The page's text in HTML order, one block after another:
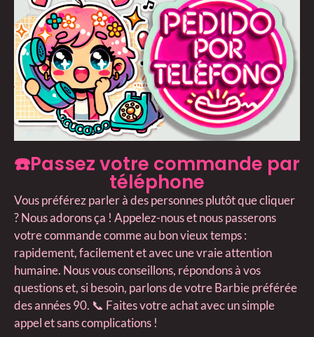
☎️Passez votre commande par
téléphone
Vous préférez parler à des personnes plutôt que cliquer
? Nous adorons ça ! Appelez-nous et nous passerons
votre commande comme au bon vieux temps :
rapidement, facilement et avec une vraie attention
humaine. Nous vous conseillons, répondons à vos
questions et, si besoin, parlons de votre Barbie préférée
des années 90. 📞 Faites votre achat avec un simple
appel et sans complications !